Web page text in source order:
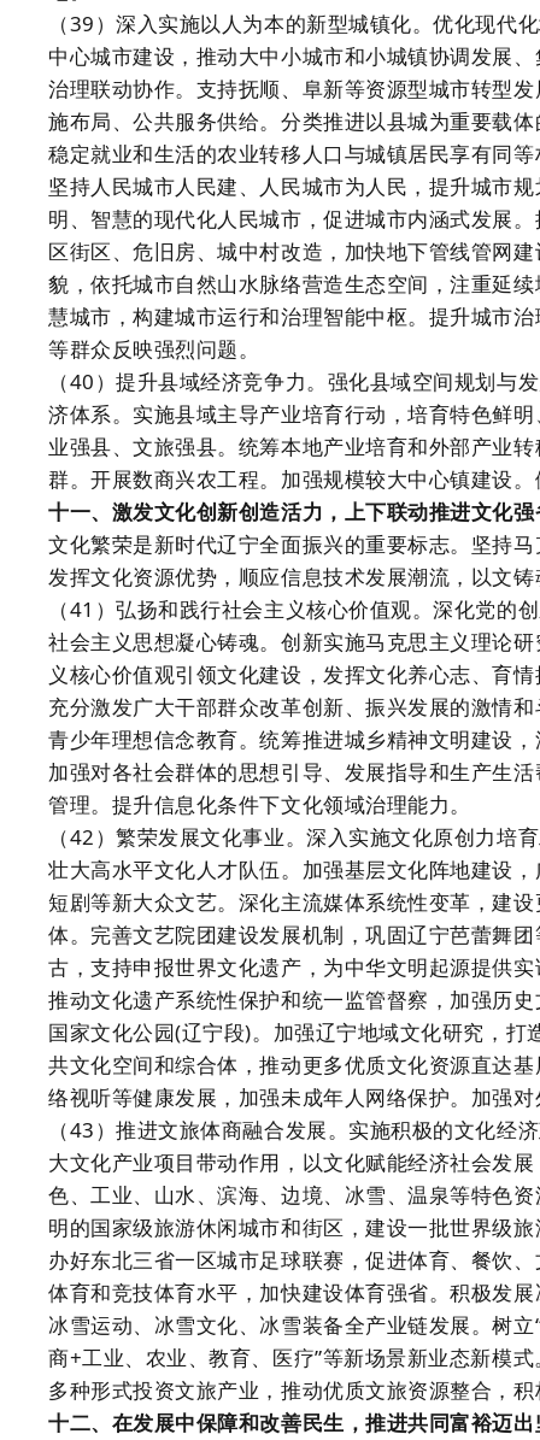
（39）深入实施以人为本的新型城镇化。优化现代
中心城市建设，推动大中小城市和小城镇协调发展
治理联动协作。支持抚顺、阜新等资源型城市转型
施布局、公共服务供给。分类推进以县城为重要载
稳定就业和生活的农业转移人口与城镇居民享有同
坚持人民城市人民建、人民城市为人民，提升城市
明、智慧的现代化人民城市，促进城市内涵式发展
区街区、危旧房、城中村改造，加快地下管线管网
貌，依托城市自然山水脉络营造生态空间，注重延
慧城市，构建城市运行和治理智能中枢。提升城市
等群众反映强烈问题。
（40）提升县域经济竞争力。强化县域空间规划与
济体系。实施县域主导产业培育行动，培育特色鲜
业强县、文旅强县。统筹本地产业培育和外部产业
群。开展数商兴农工程。加强规模较大中心镇建设
十一、激发文化创新创造活力，上下联动推进文化
文化繁荣是新时代辽宁全面振兴的重要标志。坚持
发挥文化资源优势，顺应信息技术发展潮流，以文
（41）弘扬和践行社会主义核心价值观。深化党的
社会主义思想凝心铸魂。创新实施马克思主义理论
义核心价值观引领文化建设，发挥文化养心志、育
充分激发广大干部群众改革创新、振兴发展的激情
青少年理想信念教育。统筹推进城乡精神文明建设
加强对各社会群体的思想引导、发展指导和生产生
管理。提升信息化条件下文化领域治理能力。
（42）繁荣发展文化事业。深入实施文化原创力培
壮大高水平文化人才队伍。加强基层文化阵地建设
短剧等新大众文艺。深化主流媒体系统性变革，建
体。完善文艺院团建设发展机制，巩固辽宁芭蕾舞
古，支持申报世界文化遗产，为中华文明起源提供
推动文化遗产系统性保护和统一监管督察，加强历
国家文化公园(辽宁段)。加强辽宁地域文化研究，
共文化空间和综合体，推动更多优质文化资源直达
络视听等健康发展，加强未成年人网络保护。加强
（43）推进文旅体商融合发展。实施积极的文化经
大文化产业项目带动作用，以文化赋能经济社会发
色、工业、山水、滨海、边境、冰雪、温泉等特色
明的国家级旅游休闲城市和街区，建设一批世界级
办好东北三省一区城市足球联赛，促进体育、餐饮
体育和竞技体育水平，加快建设体育强省。积极发
冰雪运动、冰雪文化、冰雪装备全产业链发展。树
商+工业、农业、教育、医疗”等新场景新业态新模
多种形式投资文旅产业，推动优质文旅资源整合，
十二、在发展中保障和改善民生，推进共同富裕迈